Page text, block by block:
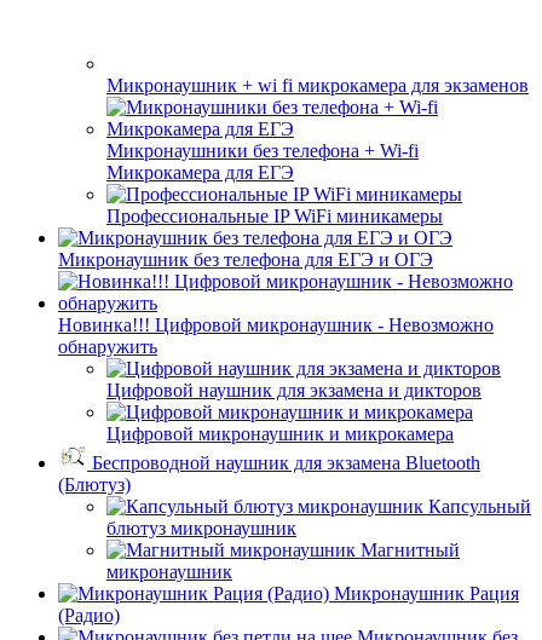
Микронаушник + wi fi микрокамера для экзаменов
Микронаушники без телефона + Wi-fi
Микрокамера для ЕГЭ
Профессиональные IP WiFi миникамеры
Микронаушник без телефона для ЕГЭ и ОГЭ
Новинка!!! Цифровой микронаушник - Невозможно
обнаружить
Цифровой наушник для экзамена и дикторов
Цифровой микронаушник и микрокамера
Беспроводной наушник для экзамена Bluetooth
(Блютуз)
Капсульный
блютуз микронаушник
Магнитный
микронаушник
Микронаушник Рация
(Радио)